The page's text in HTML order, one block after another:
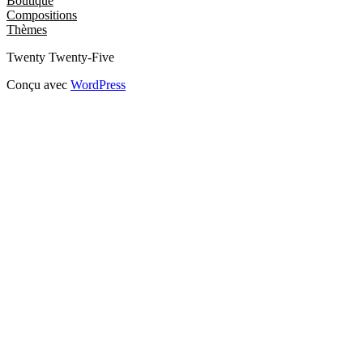
Compositions
Thèmes
Twenty Twenty-Five
Conçu avec WordPress